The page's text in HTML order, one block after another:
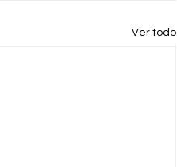
Ver todo